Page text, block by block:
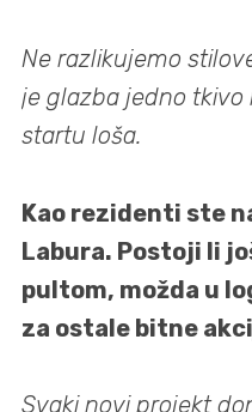
Ne razlikujemo
je glazba jedno tkivo
startu loša.
Kao rezidenti ste
Labura. Postoji li
pultom, možda u
za ostale bitne
Svaki novi projekt